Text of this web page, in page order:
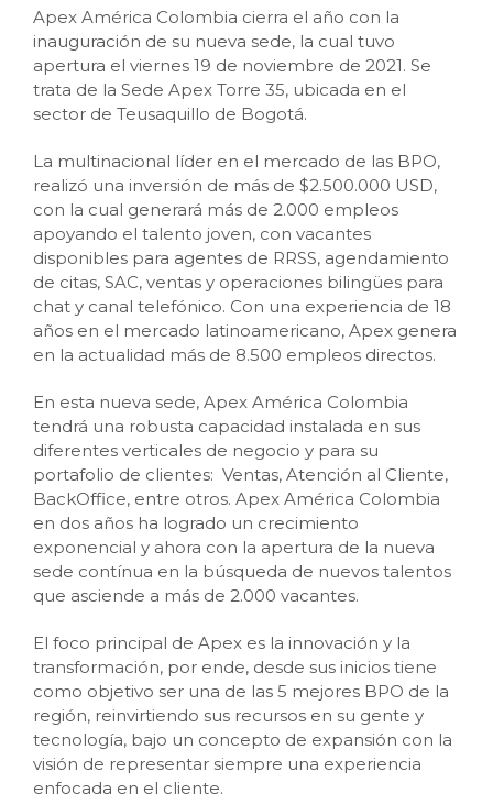
Apex América Colombia cierra el año con la
inauguración de su nueva sede, la cual tuvo
apertura el viernes 19 de noviembre de 2021. Se
trata de la Sede Apex Torre 35, ubicada en el
sector de Teusaquillo de Bogotá.
La multinacional líder en el mercado de las BPO,
realizó una inversión de más de $2.500.000 USD,
con la cual generará más de 2.000 empleos
apoyando el talento joven, con vacantes
disponibles para agentes de RRSS, agendamiento
de citas, SAC, ventas y operaciones bilingües para
chat y canal telefónico. Con una experiencia de 18
años en el mercado latinoamericano, Apex genera
en la actualidad más de 8.500 empleos directos.
En esta nueva sede, Apex América Colombia
tendrá una robusta capacidad instalada en sus
diferentes verticales de negocio y para su
portafolio de clientes: Ventas, Atención al Cliente,
BackOffice, entre otros. Apex América Colombia
en dos años ha logrado un crecimiento
exponencial y ahora con la apertura de la nueva
sede contínua en la búsqueda de nuevos talentos
que asciende a más de 2.000 vacantes.
El foco principal de Apex es la innovación y la
transformación, por ende, desde sus inicios tiene
como objetivo ser una de las 5 mejores BPO de la
región, reinvirtiendo sus recursos en su gente y
tecnología, bajo un concepto de expansión con la
visión de representar siempre una experiencia
enfocada en el cliente.